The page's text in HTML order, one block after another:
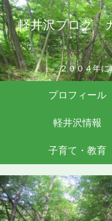
軽井沢ブログ
２００４年に
プロフィール
軽井沢情報
子育て・教育